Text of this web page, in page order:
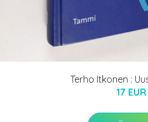
Terho Itkonen :
17 EUR